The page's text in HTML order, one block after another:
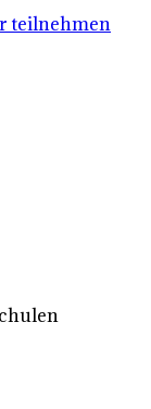
teilnehmen